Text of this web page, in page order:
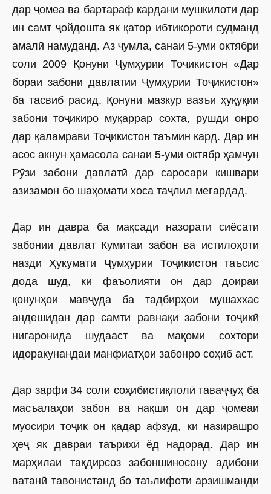
дар ҷомеа ва бартараф кардани мушкилоти дар
ин самт ҷойдошта як қатор ибтикороти суд­манд
амалӣ намуданд. Аз ҷумла, санаи 5-уми октябри
соли 2009 Қонуни Ҷумҳурии Тоҷикис­тон «Дар
бораи забони давлатии Ҷумҳурии Тоҷикистон»
ба тасвиб расид. Қонуни мазкур вазъи ҳуқуқии
забони тоҷикиро муқаррар сохта, рушди онро
дар қаламрави Тоҷикистон таъмин кард. Дар ин
асос акнун ҳамасола санаи 5-уми октябр ҳамчун
Рӯзи забони давлатӣ дар саросари кишвари
азизамон бо шаҳомати хоса таҷлил мегардад.
Дар ин давра ба мақсади назорати сиё­сати
забонии давлат Кумитаи забон ва истилоҳоти
назди Ҳукумати Ҷумҳурии Тоҷикистон таъсис
дода шуд, ки фаъолияти он дар доираи
қонунҳои мавҷуда ба тадбирҳои мушаххас
андешидан дар самти равнақи забони тоҷикӣ
нигаронида шудааст ва мақоми сохтори
идоракунандаи манфиатҳои забонро соҳиб аст.
Дар зарфи 34 соли соҳибистиқлолӣ таваҷҷуҳ ба
масъалаҳои забон ва нақши он дар ҷомеаи
муосири тоҷик он қадар афзуд, ки назирашро
ҳеҷ як давраи таърихӣ ёд надорад. Дар ин
марҳилаи тақдирсоз забоншиносону адибони
ватанӣ тавонистанд бо таълифоти арзишманди